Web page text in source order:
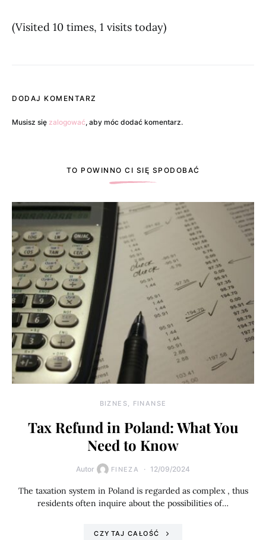
(Visited 10 times, 1 visits today)
DODAJ KOMENTARZ
Musisz się zalogować, aby móc dodać komentarz.
TO POWINNO CI SIĘ SPODOBAĆ
BIZNES, FINANSE
Tax Refund in Poland: What You
Need to Know
Autor FINEZA 12/09/2024
The taxation system in Poland is regarded as complex , thus
residents often inquire about the possibilities of…
CZYTAJ CAŁOŚĆ